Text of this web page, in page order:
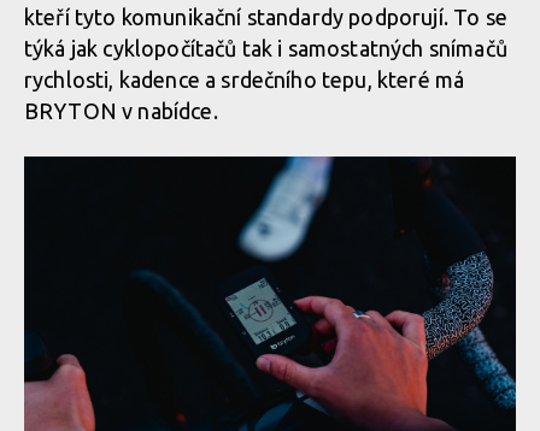
kteří tyto komunikační standardy podporují. To se
týká jak cyklopočítačů tak i samostatných snímačů
rychlosti, kadence a srdečního tepu, které má
BRYTON v nabídce.